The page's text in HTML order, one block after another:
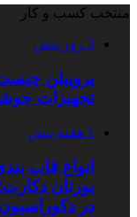
منتخب کسب و کار
3 روز پیش
پروپیلن
تجهیزات
1 هفته پیش
انواع قاب
یورتان
در